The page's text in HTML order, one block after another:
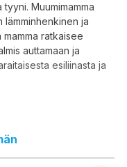
Muumimamma
lämminhenkinen ja
ratkaisee
auttamaan ja
esiliinasta ja